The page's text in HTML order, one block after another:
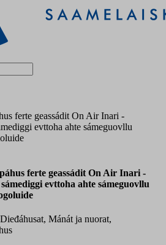
ferte geassádit On Air Inari -
evttoha ahte sámeguovllu
ferte geassádit On Air Inari -
evttoha ahte sámeguovllu
Dieđáhusat, Mánát ja nuorat,